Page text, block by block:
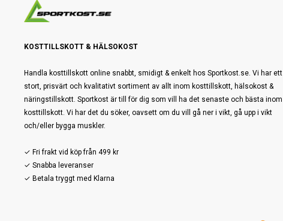
KOSTTILLSKOTT & HÄLSOKOST
Handla kosttillskott online snabbt, smidigt & enkelt hos Sportkost.se. Vi har ett
stort, prisvärt och kvalitativt sortiment av allt inom kosttillskott, hälsokost &
näringstillskott. Sportkost är till för dig som vill ha det senaste och bästa inom
kosttillskott. Vi har det du söker, oavsett om du vill gå ner i vikt, gå upp i vikt
och/eller bygga muskler.
✓ Fri frakt vid köp från 499 kr
✓ Snabba leveranser
✓ Betala tryggt med Klarna